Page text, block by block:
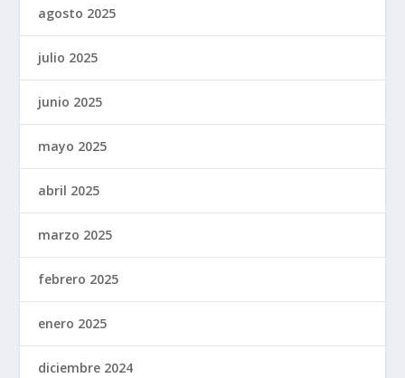
agosto 2025
julio 2025
junio 2025
mayo 2025
abril 2025
marzo 2025
febrero 2025
enero 2025
diciembre 2024